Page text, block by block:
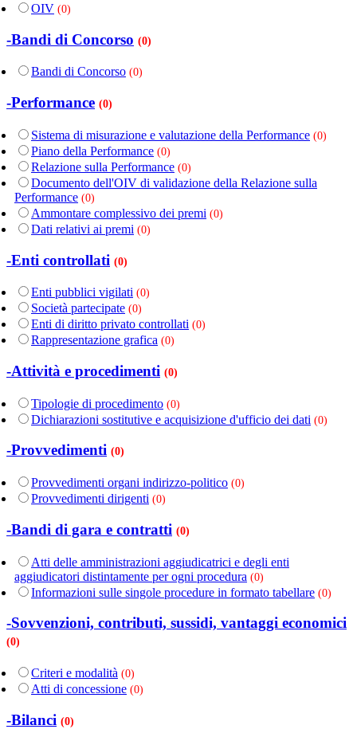
OIV (0)
-Bandi di Concorso (0)
Bandi di Concorso (0)
-Performance (0)
Sistema di misurazione e valutazione della Performance (0)
Piano della Performance (0)
Relazione sulla Performance (0)
Documento dell'OIV di validazione della Relazione sulla
Performance (0)
Ammontare complessivo dei premi (0)
Dati relativi ai premi (0)
-Enti controllati (0)
Enti pubblici vigilati (0)
Società partecipate (0)
Enti di diritto privato controllati (0)
Rappresentazione grafica (0)
-Attività e procedimenti (0)
Tipologie di procedimento (0)
Dichiarazioni sostitutive e acquisizione d'ufficio dei dati (0)
-Provvedimenti (0)
Provvedimenti organi indirizzo-politico (0)
Provvedimenti dirigenti (0)
-Bandi di gara e contratti (0)
Atti delle amministrazioni aggiudicatrici e degli enti
aggiudicatori distintamente per ogni procedura (0)
Informazioni sulle singole procedure in formato tabellare (0)
-Sovvenzioni, contributi, sussidi, vantaggi economici
(0)
Criteri e modalità (0)
Atti di concessione (0)
-Bilanci (0)